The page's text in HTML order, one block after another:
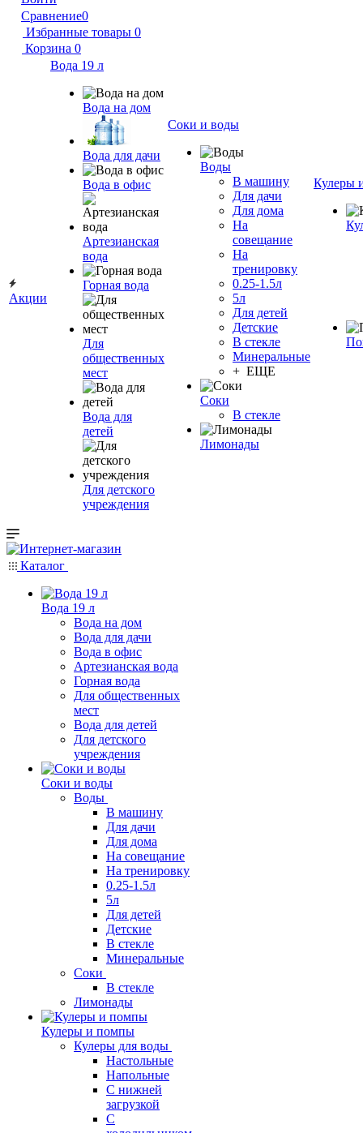
Сравнение0
Избранные товары 0
Корзина 0
Акции
Вода 19 л
Вода на дом
Вода для дачи
Вода в офис
Артезианская
вода
Горная вода
Для
общественных
мест
Вода для
детей
Для детского
учреждения
Соки и воды
Воды
В машину
Для дачи
Для дома
На
совещание
На
тренировку
0.25-1.5л
5л
Для детей
Детские
В стекле
Минеральные
+ ЕЩЕ
Соки
В стекле
Лимонады
Кулеры
Каталог
Вода 19 л
Вода на дом
Вода для дачи
Вода в офис
Артезианская вода
Горная вода
Для общественных
мест
Вода для детей
Для детского
учреждения
Соки и воды
Воды
В машину
Для дачи
Для дома
На совещание
На тренировку
0.25-1.5л
5л
Для детей
Детские
В стекле
Минеральные
Соки
В стекле
Лимонады
Кулеры и помпы
Кулеры для воды
Настольные
Напольные
С нижней
загрузкой
С